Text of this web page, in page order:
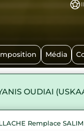
Média
OUDIAI
Remplace